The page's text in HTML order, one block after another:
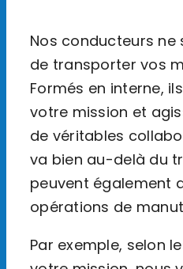
Nos conducteurs
de transporter vos
Formés en interne,
votre mission et
de véritables
va bien au-delà du
peuvent également
opérations de
Par exemple, selon